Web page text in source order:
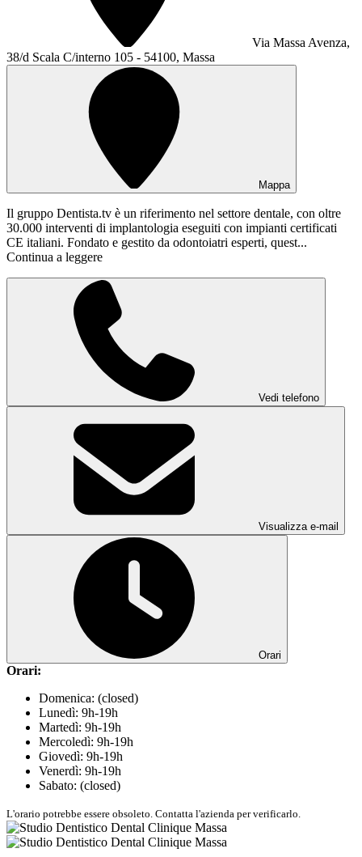
Via Massa Avenza,
38/d Scala C/interno 105 - 54100, Massa
Mappa
Il gruppo Dentista.tv è un riferimento nel settore dentale, con oltre
30.000 interventi di implantologia eseguiti con impianti certificati
CE italiani. Fondato e gestito da odontoiatri esperti, quest...
Continua a leggere
Vedi telefono
Visualizza e-mail
Orari
Orari:
Domenica: (closed)
Lunedì: 9h-19h
Martedì: 9h-19h
Mercoledì: 9h-19h
Giovedì: 9h-19h
Venerdì: 9h-19h
Sabato: (closed)
L'orario potrebbe essere obsoleto. Contatta l'azienda per verificarlo.